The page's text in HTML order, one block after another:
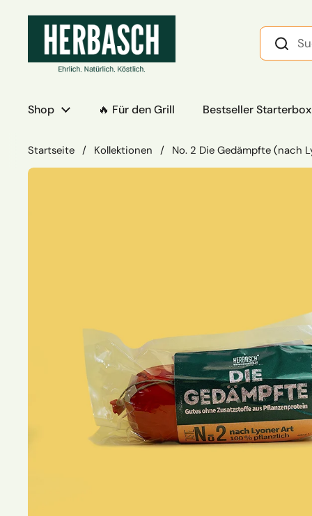
Shop 🔥 Für den Grill Bestseller Starterbox
Startseite / Kollektionen / No. 2 Die Gedämpfte (nach